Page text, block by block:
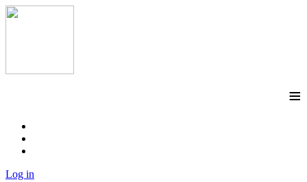
≡
Log in